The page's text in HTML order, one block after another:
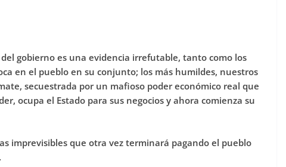
gobierno es una evidencia irrefutable, tanto como los
en el pueblo en su conjunto; los más humildes, nuestros
secuestrada por un mafioso poder económico real que
ocupa el Estado para sus negocios y ahora comienza su
imprevisibles que otra vez terminará pagando el pueblo